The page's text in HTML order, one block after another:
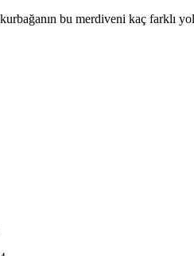
bu merdiveni kaç farklı